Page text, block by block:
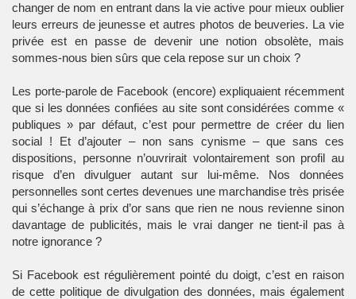
changer de nom en entrant dans la vie active pour mieux oublier
leurs erreurs de jeunesse et autres photos de beuveries. La vie
privée est en passe de devenir une notion obsolète, mais
sommes-nous bien sûrs que cela repose sur un choix ?
Les porte-parole de Facebook (encore) expliquaient récemment
que si les données confiées au site sont considérées comme «
publiques » par défaut, c’est pour permettre de créer du lien
social ! Et d’ajouter – non sans cynisme – que sans ces
dispositions, personne n’ouvrirait volontairement son profil au
risque d’en divulguer autant sur lui-même. Nos données
personnelles sont certes devenues une marchandise très prisée
qui s’échange à prix d’or sans que rien ne nous revienne sinon
davantage de publicités, mais le vrai danger ne tient-il pas à
notre ignorance ?
Si Facebook est régulièrement pointé du doigt, c’est en raison
de cette politique de divulgation des données, mais également